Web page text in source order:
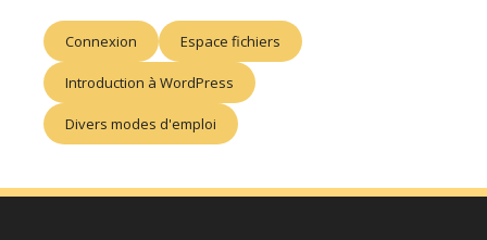
Connexion Espace fichiers
Introduction à WordPress
Divers modes d'emploi